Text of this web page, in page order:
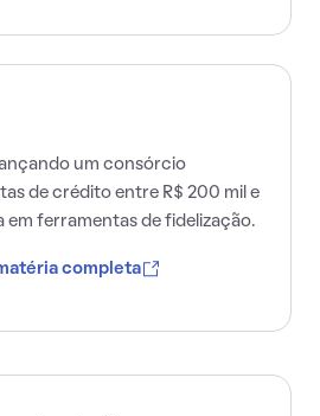
um consórcio
de crédito entre R$ 200 mil e
em ferramentas de fidelização.
completa